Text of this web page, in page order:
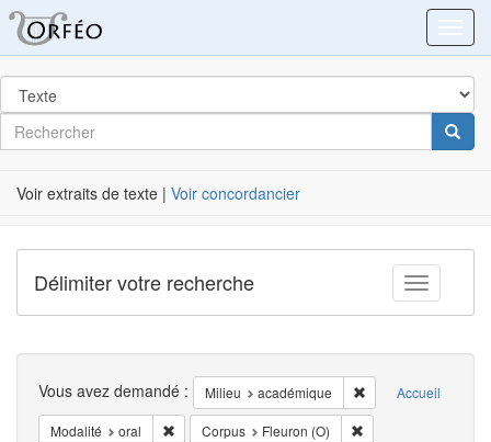
dans
Post
Label
Rechercher
Voir extraits de texte | Voir concordancier
Toggle
Délimiter votre recherche
Recherche Accueil
Vous avez demandé : Milieu académique Supprimer la
Modalité oral Supprimer la restriction Modalité: oral
Corpus Fleuron (O)